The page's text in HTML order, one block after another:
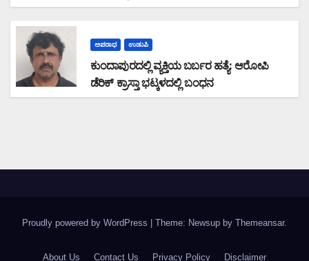
ಅಪರಾಧ ಉಡುಪಿ
ಕುಂದಾಪುರದಲ್ಲಿ ವ್ಯಕ್ತಿಯ ಬರ್ಬರ ಹತ್ಯೆ: ಆರೋಪಿ
ಡೆರಿಕ್ ಕ್ರಾಸ್ತಾ ಭಟ್ಕಳದಲ್ಲಿ ಬಂಧನ
Proudly powered by WordPress | Theme: Newsup by Themeansar.
About Us Contact Us Privacy Policy Disclaimer